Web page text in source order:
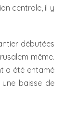
centrale, il y
débutées
même.
a été entamé
baisse de